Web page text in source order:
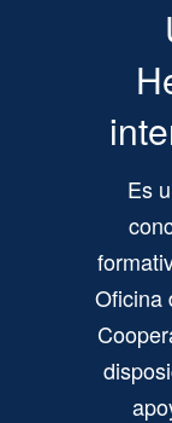
formas de hacer las cosas, tomar
contrapuestas y, en algunos casos, a
Es
Oficina